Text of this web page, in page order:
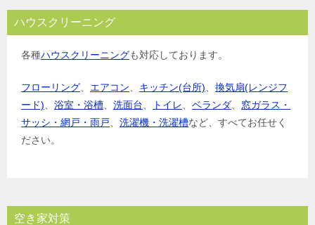
ハウスクリーニング
各種ハウスクリーニングも対応しております。
フローリング エアコン キッチン(台所)
換気扇(レンジフ
ード)
浴室・浴槽 洗面台 トイレ ベランダ
窓ガラス・
サッシ・網戸・雨戸
洗濯機・洗濯槽など、すべてお任せく
ださい。
空き家対策